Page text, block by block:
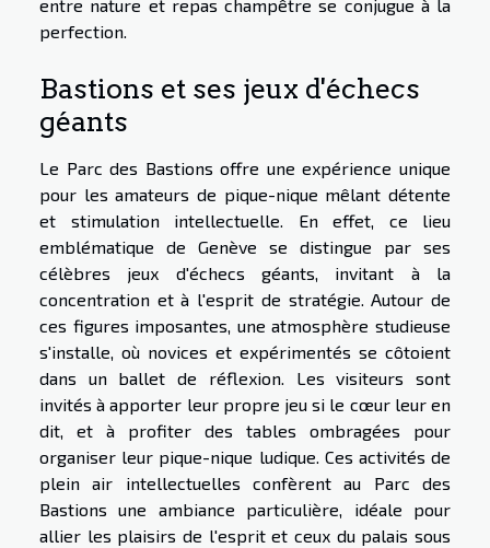
entre nature et repas champêtre se conjugue à la
perfection.
Bastions et ses jeux d'échecs
géants
Le Parc des Bastions offre une expérience unique
pour les amateurs de pique-nique mêlant détente
et stimulation intellectuelle. En effet, ce lieu
emblématique de Genève se distingue par ses
célèbres jeux d'échecs géants, invitant à la
concentration et à l'esprit de stratégie. Autour de
ces figures imposantes, une atmosphère studieuse
s'installe, où novices et expérimentés se côtoient
dans un ballet de réflexion. Les visiteurs sont
invités à apporter leur propre jeu si le cœur leur en
dit, et à profiter des tables ombragées pour
organiser leur pique-nique ludique. Ces activités de
plein air intellectuelles confèrent au Parc des
Bastions une ambiance particulière, idéale pour
allier les plaisirs de l'esprit et ceux du palais sous